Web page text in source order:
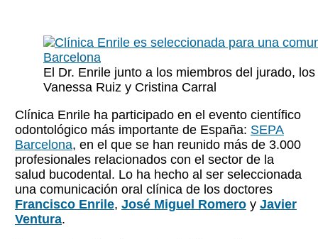
El Dr. Enrile junto a los miembros del jurado,
Vanessa Ruiz y Cristina Carral
Clínica Enrile ha participado en el evento científico
odontológico más importante de España: SEPA
Barcelona, en el que se han reunido más de 3.000
profesionales relacionados con el sector de la
salud bucodental. Lo ha hecho al ser seleccionada
una comunicación oral clínica de los doctores
Francisco Enrile, José Miguel Romeroy Javier
Ventura.